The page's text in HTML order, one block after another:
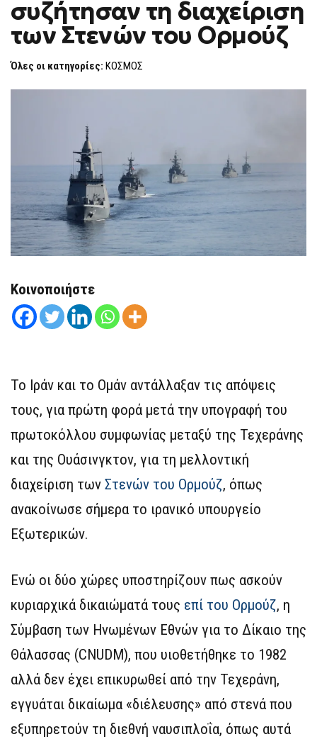
ΣΥΖΉΤΗΣΑΝ
ΤΗ
ΔΙΑΧΕΊΡΙΣΗ
ΤΩΝ
συζήτησαν τη διαχείριση
των Στενών του Ορμούζ
Όλες οι κατηγορίες: ΚΟΣΜΟΣ
Κοινοποιήστε
Το Ιράν και το Ομάν αντάλλαξαν τις απόψεις
τους, για πρώτη φορά μετά την υπογραφή του
πρωτοκόλλου συμφωνίας μεταξύ της Τεχεράνης
και της Ουάσινγκτον, για τη μελλοντική
διαχείριση των Στενών του Ορμούζ, όπως
ανακοίνωσε σήμερα το ιρανικό υπουργείο
Εξωτερικών.
Ενώ οι δύο χώρες υποστηρίζουν πως ασκούν
κυριαρχικά δικαιώματά τους επί του Ορμούζ, η
Σύμβαση των Ηνωμένων Εθνών για το Δίκαιο της
Θάλασσας (CNUDM), που υιοθετήθηκε το 1982
αλλά δεν έχει επικυρωθεί από την Τεχεράνη,
εγγυάται δικαίωμα «διέλευσης» από στενά που
εξυπηρετούν τη διεθνή ναυσιπλοΐα, όπως αυτά